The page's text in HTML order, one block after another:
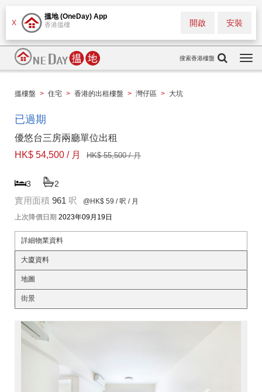
X
搵地 (OneDay) App
香港搵樓 安裝
開啟
搜索香港樓盤
搵樓盤 > 住宅 > 香港的出租樓盤 > 灣仔區 > 大坑
已過期
優悠台三房兩廳單位出租
HK$ 54,500 / 月
HK$ 55,500 / 月
3 2
實用面積 961 呎 @HK$ 59 / 呎 / 月
上次降價日期 2023年09月19日
詳細物業資料
大廈資料
地圖
街景